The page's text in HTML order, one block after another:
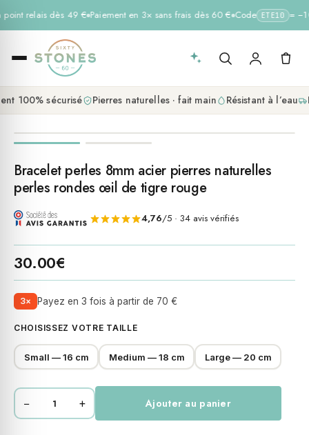
relais dès 49 € Paiement en 3× sans frais dès 60 € Code ETE10 =
100% sécurisé Pierres naturelles · fait main Résistant à l’eau
Bracelet perles 8mm acier pierres naturelles
perles rondes œil de tigre rouge
4,76/5 · 34 avis vérifiés
30.00€
3× Payez en 3 fois à partir de 70 €
CHOISISSEZ VOTRE TAILLE
Small — 16 cm Medium — 18 cm Large — 20 cm
quantité
− + Ajouter au panier